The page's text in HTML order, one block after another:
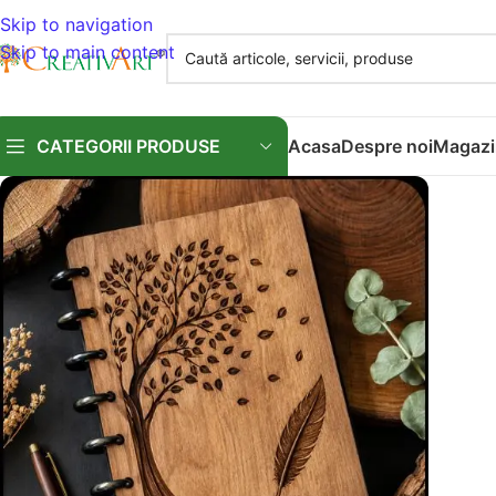
Skip to navigation
Skip to main content
CATEGORII PRODUSE AcasaDespre noi